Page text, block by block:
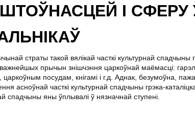
І
страты такой вялікай часткі культурнай спадчыны
прычын знішчэння царкоўнай маёмасці:
царкоўным посудам, кнігамі і г.д. Аднак, безумоўна,
асноўнай часткі культурнай спадчыны грэка-
спадчыны яны ўплывалі ў нязначнай ступені.